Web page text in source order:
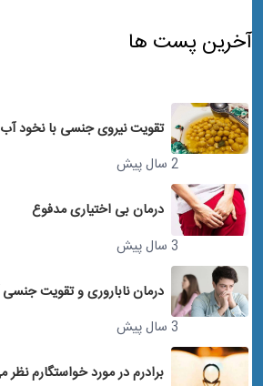
آخرین پست ها
تقویت نیروی جنسی با نخود آب
2 سال پیش
درمان بی اختیاری مدفوع
3 سال پیش
درمان ناباروری و تقویت جنسی
3 سال پیش
برادرم در مورد خواستگارم